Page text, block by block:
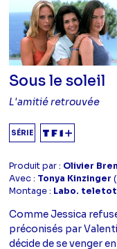
Sous le soleil
L'amitié retrouvée
SÉRIE
Produit par : Olivier
Avec : Tonya Kinzinger
Montage : Labo.
Comme Jessica
préconisés par
décide de se venger